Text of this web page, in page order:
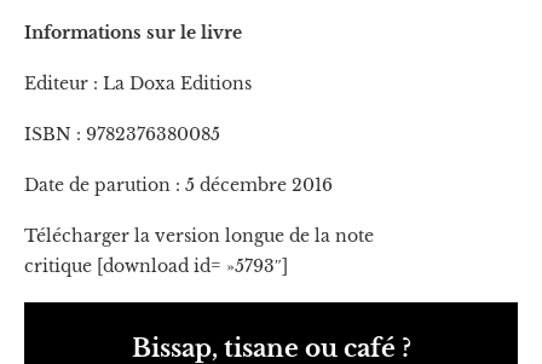
Informations sur le livre
Editeur : La Doxa Editions
ISBN : 9782376380085
Date de parution : 5 décembre 2016
Télécharger la version longue de la note
critique [download id= »5793″]
Bissap, tisane ou café ?